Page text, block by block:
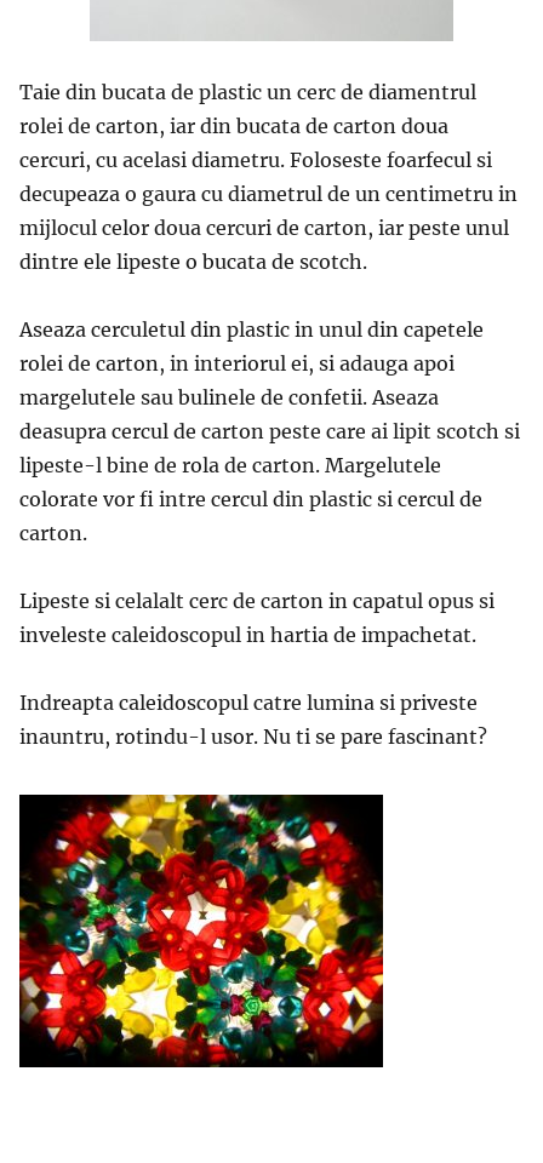
Taie din bucata de plastic un cerc de diamentrul
rolei de carton, iar din bucata de carton doua
cercuri, cu acelasi diametru. Foloseste foarfecul si
decupeaza o gaura cu diametrul de un centimetru in
mijlocul celor doua cercuri de carton, iar peste unul
dintre ele lipeste o bucata de scotch.
Aseaza cerculetul din plastic in unul din capetele
rolei de carton, in interiorul ei, si adauga apoi
margelutele sau bulinele de confetii. Aseaza
deasupra cercul de carton peste care ai lipit scotch si
lipeste-l bine de rola de carton. Margelutele
colorate vor fi intre cercul din plastic si cercul de
carton.
Lipeste si celalalt cerc de carton in capatul opus si
inveleste caleidoscopul in hartia de impachetat.
Indreapta caleidoscopul catre lumina si priveste
inauntru, rotindu-l usor. Nu ti se pare fascinant?